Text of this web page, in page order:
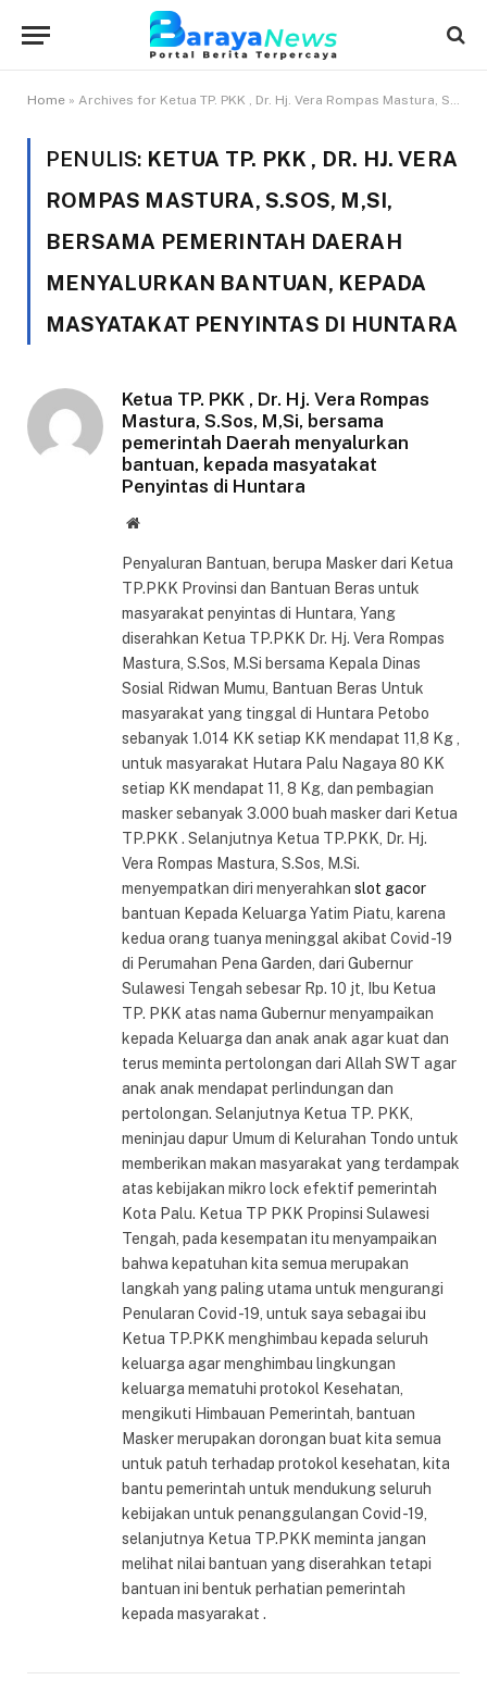
Home » Archives for Ketua TP. PKK , Dr. Hj. Vera Rompas Mastura, S.Sos, M,Si, bersama pemerintah Daerah menyalurkan bantuan, kepada masyatakat Penyintas di Huntara
PENULIS: KETUA TP. PKK , DR. HJ. VERA
ROMPAS MASTURA, S.SOS, M,SI,
BERSAMA PEMERINTAH DAERAH
MENYALURKAN BANTUAN, KEPADA
MASYATAKAT PENYINTAS DI HUNTARA
Ketua TP. PKK , Dr. Hj. Vera Rompas
Mastura, S.Sos, M,Si, bersama
pemerintah Daerah menyalurkan
bantuan, kepada masyatakat
Penyintas di Huntara
Website
Penyaluran Bantuan, berupa Masker dari Ketua
TP.PKK Provinsi dan Bantuan Beras untuk
masyarakat penyintas di Huntara, Yang
diserahkan Ketua TP.PKK Dr. Hj. Vera Rompas
Mastura, S.Sos, M.Si bersama Kepala Dinas
Sosial Ridwan Mumu, Bantuan Beras Untuk
masyarakat yang tinggal di Huntara Petobo
sebanyak 1.014 KK setiap KK mendapat 11,8 Kg ,
untuk masyarakat Hutara Palu Nagaya 80 KK
setiap KK mendapat 11, 8 Kg, dan pembagian
masker sebanyak 3.000 buah masker dari Ketua
TP.PKK . Selanjutnya Ketua TP.PKK, Dr. Hj.
Vera Rompas Mastura, S.Sos, M.Si.
menyempatkan diri menyerahkan slot gacor
bantuan Kepada Keluarga Yatim Piatu, karena
kedua orang tuanya meninggal akibat Covid -19
di Perumahan Pena Garden, dari Gubernur
Sulawesi Tengah sebesar Rp. 10 jt, Ibu Ketua
TP. PKK atas nama Gubernur menyampaikan
kepada Keluarga dan anak anak agar kuat dan
terus meminta pertolongan dari Allah SWT agar
anak anak mendapat perlindungan dan
pertolongan. Selanjutnya Ketua TP. PKK,
meninjau dapur Umum di Kelurahan Tondo untuk
memberikan makan masyarakat yang terdampak
atas kebijakan mikro lock efektif pemerintah
Kota Palu. Ketua TP PKK Propinsi Sulawesi
Tengah, pada kesempatan itu menyampaikan
bahwa kepatuhan kita semua merupakan
langkah yang paling utama untuk mengurangi
Penularan Covid -19, untuk saya sebagai ibu
Ketua TP.PKK menghimbau kepada seluruh
keluarga agar menghimbau lingkungan
keluarga mematuhi protokol Kesehatan,
mengikuti Himbauan Pemerintah, bantuan
Masker merupakan dorongan buat kita semua
untuk patuh terhadap protokol kesehatan, kita
bantu pemerintah untuk mendukung seluruh
kebijakan untuk penanggulangan Covid -19,
selanjutnya Ketua TP.PKK meminta jangan
melihat nilai bantuan yang diserahkan tetapi
bantuan ini bentuk perhatian pemerintah
kepada masyarakat .